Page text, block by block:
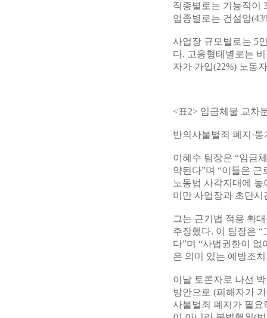
직종별로는 기능직이
업종별로는 건설업
사업장 규모별로는 5
다. 고용형태별로는
자가 가입(22%) 노동
<표2> 임금체불 교차
반의사불벌죄 폐지·
이혜수 팀장은 “임금
약된다”며 “이들은
노동법 사각지대에
미만 사업장과 초단
그는 근기법 적용 확
주장했다. 이 팀장은
다”며 “사법권한이
은 의미 있는 예방조
이날 토론자로 나선
방안으로 (피해자가
사불벌죄 폐지가 필